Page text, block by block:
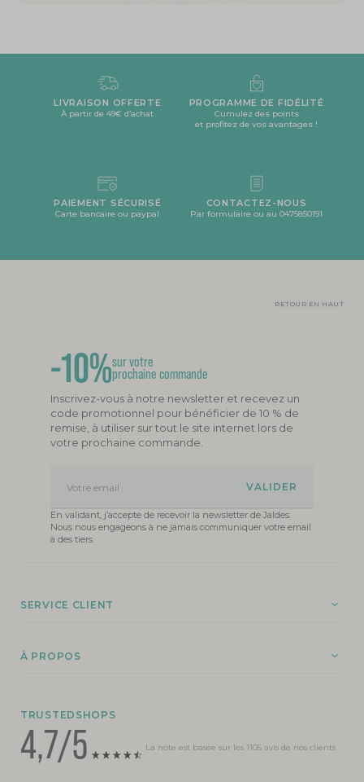
LIVRAISON OFFERTE
À partir de 49€ d’achat
PROGRAMME DE FIDÉLITÉ
Cumulez des points
et profitez de vos avantages !
PAIEMENT SÉCURISÉ
Carte bancaire ou paypal
CONTACTEZ-NOUS
Par formulaire ou au 0475850191
RETOUR EN HAUT
-10%sur votre
prochaine commande
Inscrivez-vous à notre newsletter et recevez un
code promotionnel pour bénéficier de 10 % de
remise, à utiliser sur tout le site internet lors de
votre prochaine commande.
Votre email
En validant, j’accepte de recevoir la newsletter de Jaldes.
Nous nous engageons à ne jamais communiquer votre email
à des tiers.
SERVICE CLIENT
À PROPOS
TRUSTEDSHOPS
4,7/5 La note est basée sur les 1105 avis de nos clients